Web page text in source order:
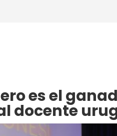
es el
docente